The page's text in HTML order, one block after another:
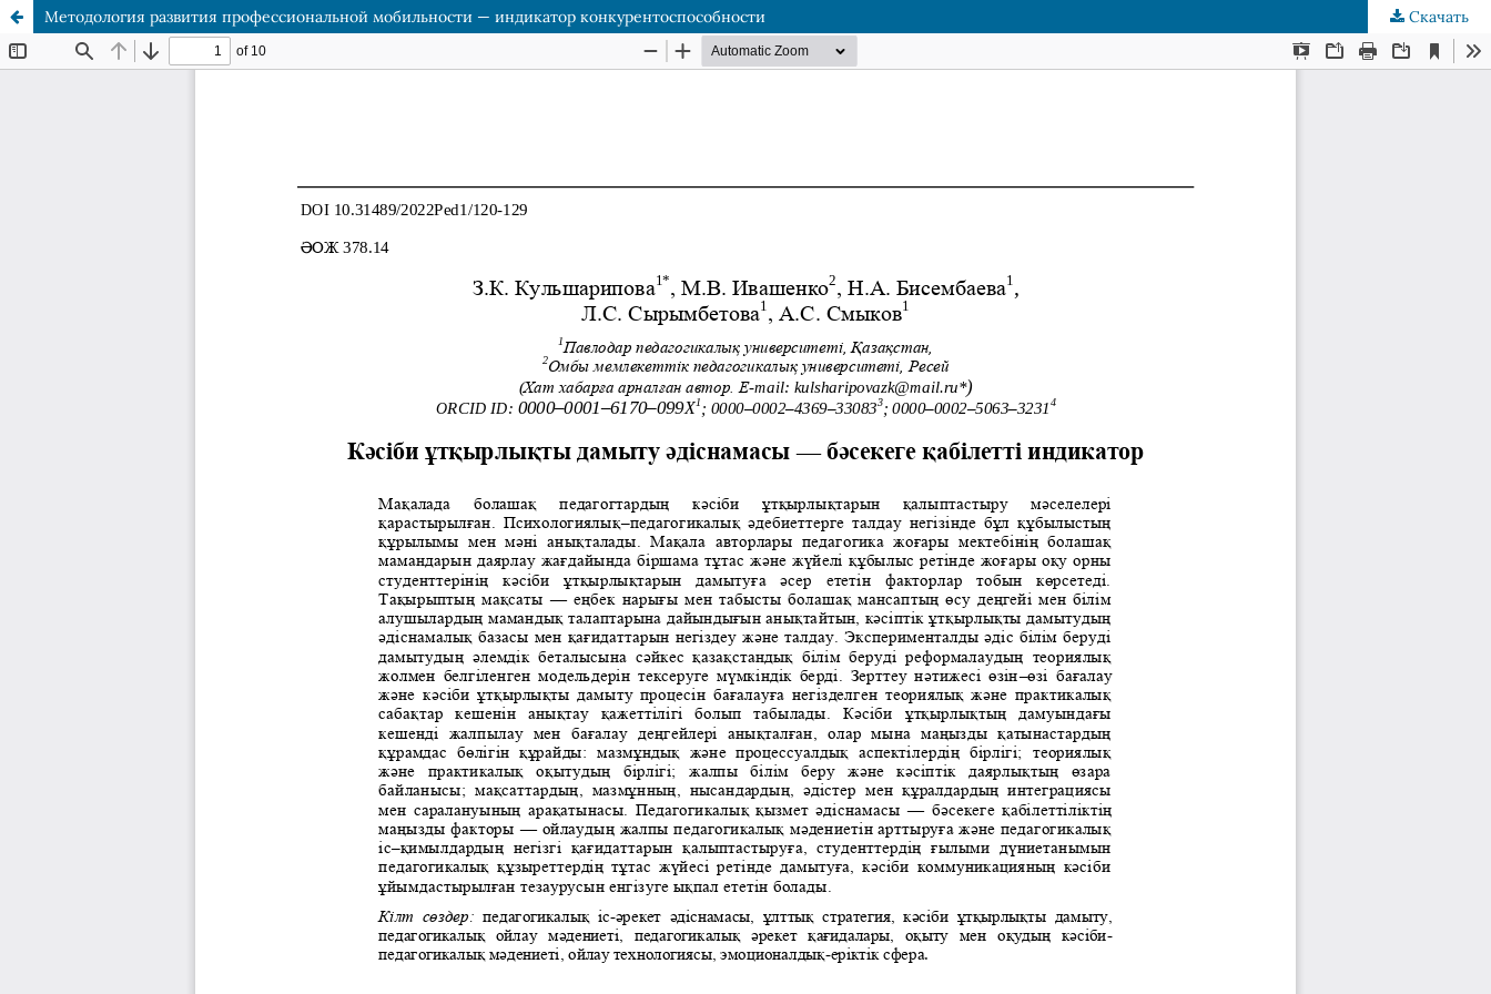
Методология развития профессиональной мобильности — индикатор конкурентоспособности Скачать